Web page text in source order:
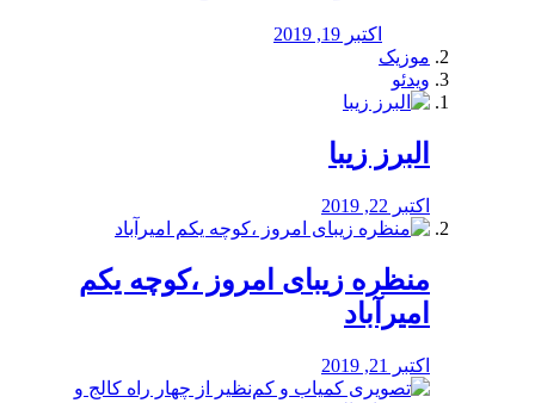
اکتبر 19, 2019
موزیک
ویدئو
البرز زیبا
اکتبر 22, 2019
منظره‌‌ زیبای امروز ،کوچه یکم
امیرآباد
اکتبر 21, 2019